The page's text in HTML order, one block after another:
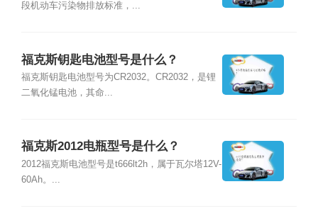
段机动车污染物排放标准，...
福克斯钥匙电池型号是什么？
福克斯钥匙电池型号为CR2032。CR2032，是锂
二氧化锰电池，其命...
福克斯2012电瓶型号是什么？
2012福克斯电池型号是t666lt2h，属于瓦尔塔12V-
60Ah。...